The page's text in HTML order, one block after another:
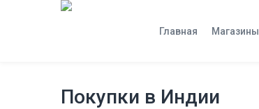
Главная Магазины
Покупки в Индии